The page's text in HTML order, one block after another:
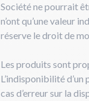
Société ne pourrait
n’ont qu’une valeur
réserve le droit de
Les produits sont
L’indisponibilité
cas d’erreur sur la